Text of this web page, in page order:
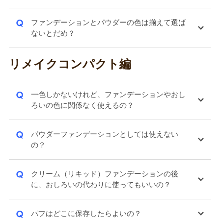
Q
ファンデーションとパウダーの色は揃えて選ば
ないとだめ？
リメイクコンパクト編
Q
一色しかないけれど、ファンデーションやおし
ろいの色に関係なく使えるの？
Q
パウダーファンデーションとしては使えない
の？
Q
クリーム（リキッド）ファンデーションの後
に、おしろいの代わりに使ってもいいの？
Q パフはどこに保存したらよいの？